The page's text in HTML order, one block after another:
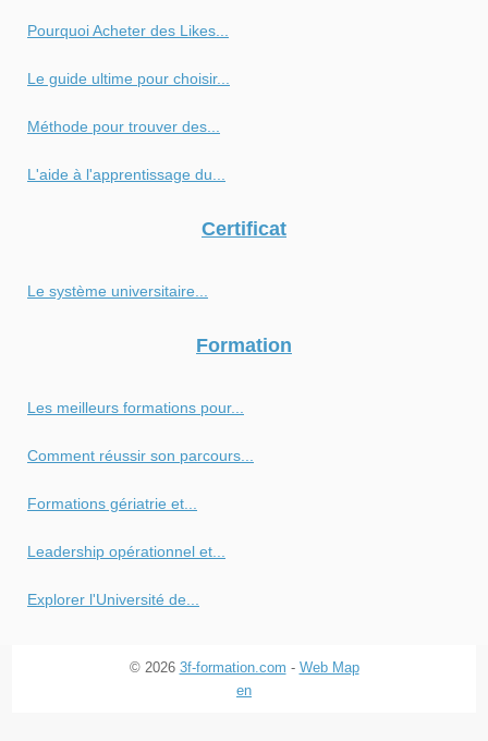
Pourquoi Acheter des Likes...
Le guide ultime pour choisir...
Méthode pour trouver des...
L'aide à l'apprentissage du...
Certificat
Le système universitaire...
Formation
Les meilleurs formations pour...
Comment réussir son parcours...
Formations gériatrie et...
Leadership opérationnel et...
Explorer l'Université de...
© 2026 3f-formation.com - Web Map
en